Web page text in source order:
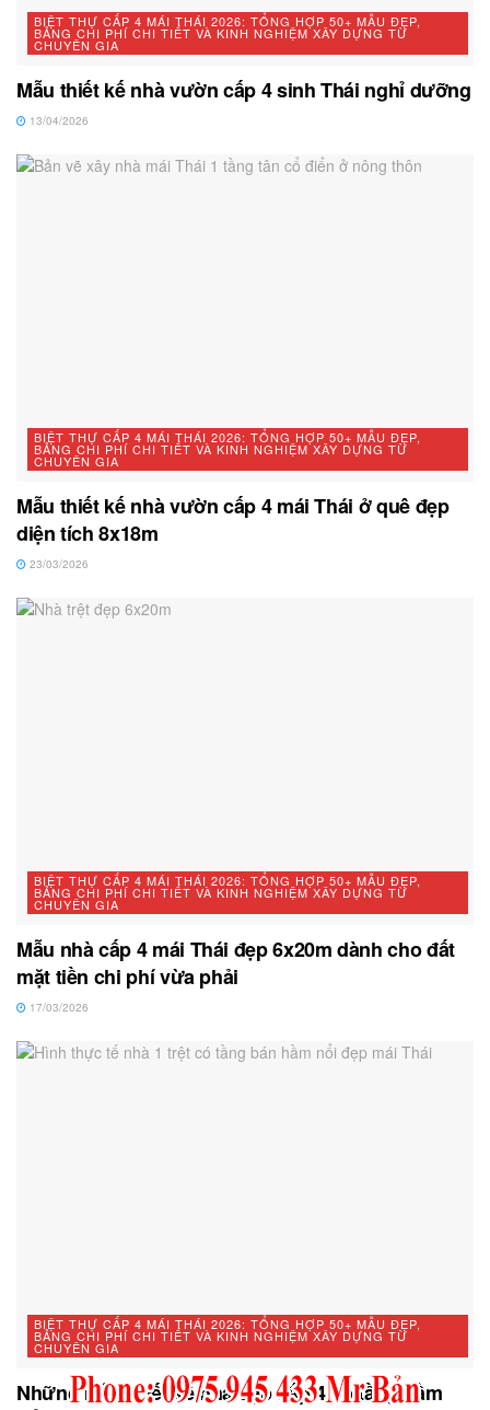
BIỆT THỰ CẤP 4 MÁI THÁI 2026: TỔNG HỢP 50+ MẪU ĐẸP,
BẢNG CHI PHÍ CHI TIẾT VÀ KINH NGHIỆM XÂY DỰNG TỪ
CHUYÊN GIA
Mẫu thiết kế nhà vườn cấp 4 sinh Thái nghỉ dưỡng
13/04/2026
BIỆT THỰ CẤP 4 MÁI THÁI 2026: TỔNG HỢP 50+ MẪU ĐẸP,
BẢNG CHI PHÍ CHI TIẾT VÀ KINH NGHIỆM XÂY DỰNG TỪ
CHUYÊN GIA
Mẫu thiết kế nhà vườn cấp 4 mái Thái ở quê đẹp
diện tích 8x18m
23/03/2026
BIỆT THỰ CẤP 4 MÁI THÁI 2026: TỔNG HỢP 50+ MẪU ĐẸP,
BẢNG CHI PHÍ CHI TIẾT VÀ KINH NGHIỆM XÂY DỰNG TỪ
CHUYÊN GIA
Mẫu nhà cấp 4 mái Thái đẹp 6x20m dành cho đất
mặt tiền chi phí vừa phải
17/03/2026
BIỆT THỰ CẤP 4 MÁI THÁI 2026: TỔNG HỢP 50+ MẪU ĐẸP,
BẢNG CHI PHÍ CHI TIẾT VÀ KINH NGHIỆM XÂY DỰNG TỪ
CHUYÊN GIA
Những mẫu thiết kế nhà đẹp cấp 4 có tầng hầm